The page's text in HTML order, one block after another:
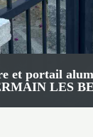
et portail
LES